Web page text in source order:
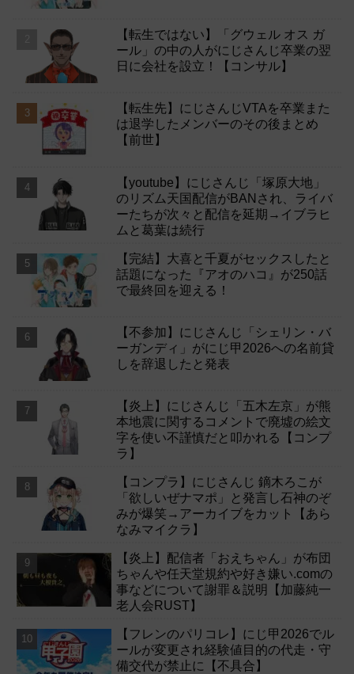
【転生ではない】「グウェル オス ガ
ール」の中の人がにじさんじ卒業の翌
日に会社を設立！【コンサル】
【転生先】にじさんじVTAを卒業また
は退学したメンバーのその後まとめ
【前世】
【youtube】にじさんじ「塚原大地」
のリズム天国配信がBANされ、ライバ
ーたちが次々と配信を延期→イブラヒ
ムと葛葉は続行
【完結】大喜と千夏がセックスしたと
話題になった『アオのハコ』が250話
で最終回を迎える！
【不参加】にじさんじ「シェリン・バ
ーガンディ」がにじ甲2026への名前貸
しを辞退したと発表
【炎上】にじさんじ「五木左京」が熊
本地震に関するコメントで廃墟の絵文
字を使い不謹慎だと叩かれる【コンプ
ラ】
【コンプラ】にじさんじ 鏑木ろこが
「欲しいぜナマポ」と発言し石神のぞ
みが爆笑→アーカイブをカット【あら
なみマイクラ】
【炎上】配信者「おえちゃん」が布団
ちゃんや任天堂規約や好き嫌い.comの
事などについて謝罪＆説明【加藤純一
老人会RUST】
【フレンのパリコレ】にじ甲2026でル
ールが変更され経験値目的の代走・守
備交代が禁止に【不具合】